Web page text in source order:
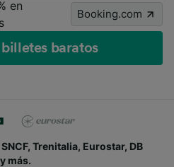
en
Booking.com
baratos
Trenitalia, Eurostar, DB
y más.